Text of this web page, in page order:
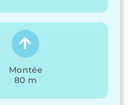
Montée
80 m